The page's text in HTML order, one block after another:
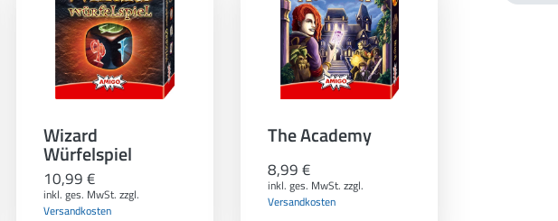
Wizard
Würfelspiel
10,99 €
inkl. ges. MwSt. zzgl.
Versandkosten
The Academy
8,99 €
inkl. ges. MwSt. zzgl.
Versandkosten